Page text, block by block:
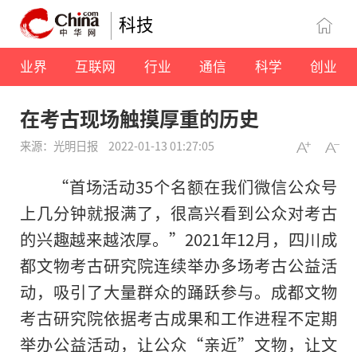
科技
业界 互联网 行业 通信 科学 创业
在考古现场触摸厚重的历史
来源：光明日报 2022-01-13 01:27:05
“首场活动35个名额在我们微信公众号
上几分钟就报满了，很高兴看到公众对考古
的兴趣越来越浓厚。”2021年12月，四川成
都文物考古研究院连续举办多场考古公益活
动，吸引了大量群众的踊跃参与。成都文物
考古研究院依据考古成果和工作进程不定期
举办公益活动，让公众“亲近”文物，让文